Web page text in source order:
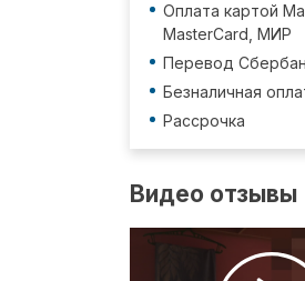
Оплата картой
MasterCard, МИР
Перевод
Безналичная
Рассрочка
Видео отзывы